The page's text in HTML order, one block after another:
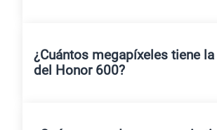
¿Cuántos megapíxeles tiene
del Honor 600?